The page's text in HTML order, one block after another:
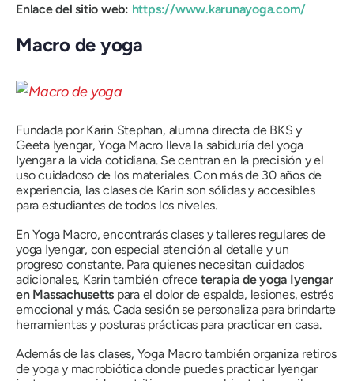
Enlace del sitio web: https://www.karunayoga.com/
Macro de yoga
Fundada por Karin Stephan, alumna directa de BKS y
Geeta Iyengar, Yoga Macro lleva la sabiduría del yoga
Iyengar a la vida cotidiana. Se centran en la precisión y el
uso cuidadoso de los materiales. Con más de 30 años de
experiencia, las clases de Karin son sólidas y accesibles
para estudiantes de todos los niveles.
En Yoga Macro, encontrarás clases y talleres regulares de
yoga Iyengar, con especial atención al detalle y un
progreso constante. Para quienes necesitan cuidados
adicionales, Karin también ofrece terapia de yoga Iyengar
en Massachusetts para el dolor de espalda, lesiones, estrés
emocional y más. Cada sesión se personaliza para brindarte
herramientas y posturas prácticas para practicar en casa.
Además de las clases, Yoga Macro también organiza retiros
de yoga y macrobiótica donde puedes practicar Iyengar